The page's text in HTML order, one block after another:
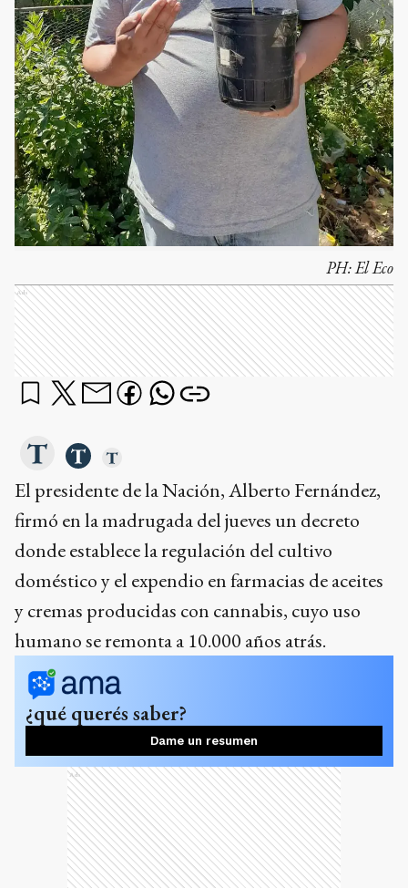
PH:El Eco
Ads
El presidente de la Nación, Alberto Fernández,
firmó en la madrugada del jueves un decreto
donde establece la regulación del cultivo
doméstico y el expendio en farmacias de aceites
y cremas producidas con cannabis, cuyo uso
humano se remonta a 10.000 años atrás.
¿qué querés saber?
Dame un resumen
Ads